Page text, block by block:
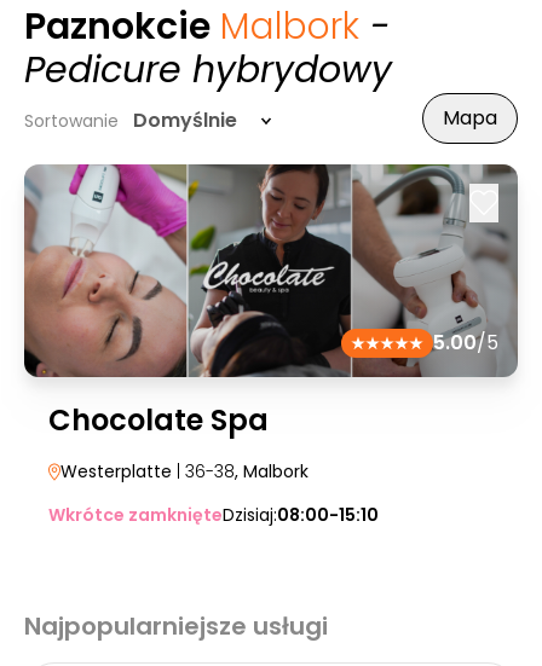
Paznokcie Malbork -
Pedicure hybrydowy
Sortowanie Domyślnie Mapa
5.00/5
Chocolate Spa
Westerplatte | 36-38, Malbork
Wkrótce zamknięteDzisiaj:08:00-15:10
Najpopularniejsze usługi